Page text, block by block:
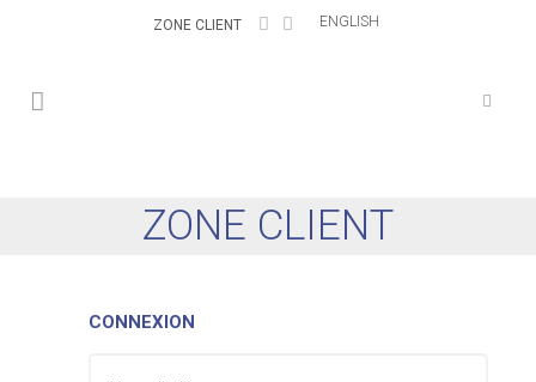
ZONE CLIENT ENGLISH
ZONE CLIENT
CONNEXION